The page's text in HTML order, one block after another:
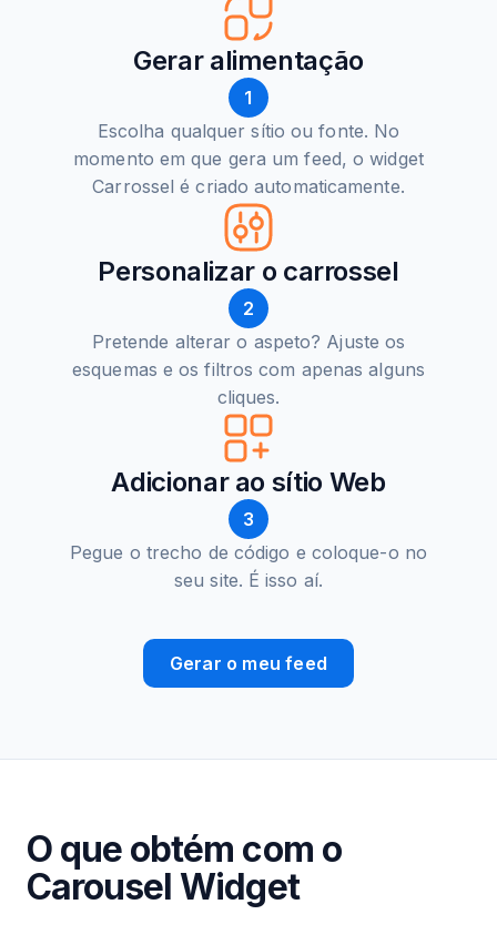
Gerar alimentação
1
Escolha qualquer sítio ou fonte. No
momento em que gera um feed, o widget
Carrossel é criado automaticamente.
Personalizar o carrossel
2
Pretende alterar o aspeto? Ajuste os
esquemas e os filtros com apenas alguns
cliques.
Adicionar ao sítio Web
3
Pegue o trecho de código e coloque-o no
seu site. É isso aí.
Gerar o meu feed
O que obtém com o
Carousel Widget